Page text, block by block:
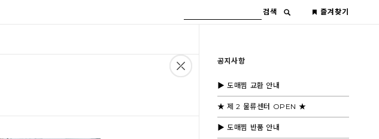
검색 즐겨찾기
공지사항
▶ 도매찜 교환 안내
★ 제 2 물류센터 OPEN ★
▶ 도매찜 반품 안내